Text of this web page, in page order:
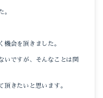
。
機会を頂きました。
いですが、そんなことは関
頂きたいと思います。